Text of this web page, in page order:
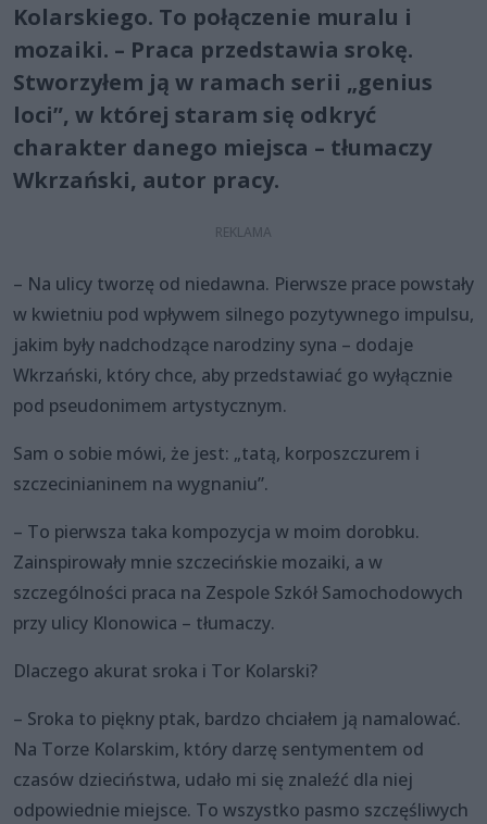
Kolarskiego. To połączenie muralu i
mozaiki. – Praca przedstawia srokę.
Stworzyłem ją w ramach serii „genius
loci”, w której staram się odkryć
charakter danego miejsca – tłumaczy
Wkrzański, autor pracy.
– Na ulicy tworzę od niedawna. Pierwsze prace powstały
w kwietniu pod wpływem silnego pozytywnego impulsu,
jakim były nadchodzące narodziny syna – dodaje
Wkrzański, który chce, aby przedstawiać go wyłącznie
pod pseudonimem artystycznym.
Sam o sobie mówi, że jest: „tatą, korposzczurem i
szczecinianinem na wygnaniu”.
– To pierwsza taka kompozycja w moim dorobku.
Zainspirowały mnie szczecińskie mozaiki, a w
szczególności praca na Zespole Szkół Samochodowych
przy ulicy Klonowica – tłumaczy.
Dlaczego akurat sroka i Tor Kolarski?
– Sroka to piękny ptak, bardzo chciałem ją namalować.
Na Torze Kolarskim, który darzę sentymentem od
czasów dzieciństwa, udało mi się znaleźć dla niej
odpowiednie miejsce. To wszystko pasmo szczęśliwych